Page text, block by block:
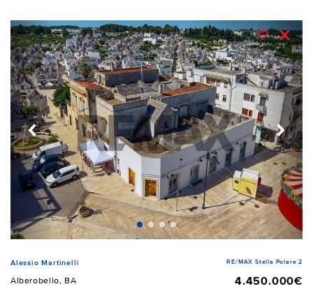
Alessio Martinelli RE/MAX Stella Polare 2
Alberobello, BA
4.450.000€